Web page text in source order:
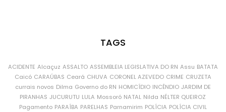
TAGS
ACIDENTE Alcaçuz ASSALTO ASSEMBLEIA LEGISLATIVA DO RN Assu BATATA
Caicó CARAÚBAS Ceará CHUVA CORONEL AZEVEDO CRIME CRUZETA
currais novos Dilma Governo do RN HOMICÍDIO INCÊNDIO JARDIM DE
PIRANHAS JUCURUTU LULA Mossoró NATAL Nilda NÉLTER QUEIROZ
Pagamento PARAÍBA PARELHAS Parnamirim POLÍCIA POLÍCIA CIVIL